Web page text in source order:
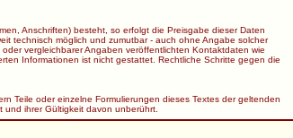
Anschriften) besteht, so erfolgt die Preisgabe dieser Daten
technisch möglich und zumutbar - auch ohne Angabe solcher
vergleichbarer Angaben veröffentlichten Kontaktdaten wie
Informationen ist nicht gestattet. Rechtliche Schritte gegen die
Teile oder einzelne Formulierungen dieses Textes der geltenden
ihrer Gültigkeit davon unberührt.